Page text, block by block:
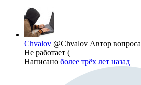
Chvalov @Chvalov Автор вопроса
Не работает (
Написано более трёх лет назад